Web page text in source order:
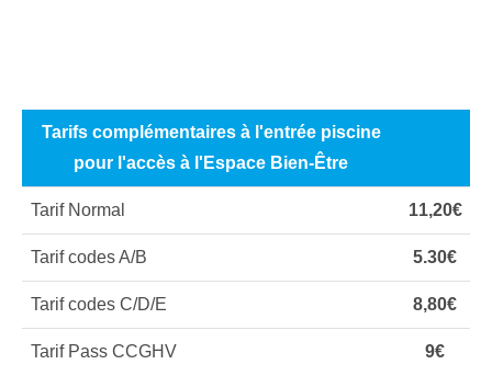
Tarifs complémentaires à l'entrée piscine
pour l'accès à l'Espace Bien-Être
Tarif Normal 11,20€
Tarif codes A/B 5.30€
Tarif codes C/D/E 8,80€
Tarif Pass CCGHV 9€